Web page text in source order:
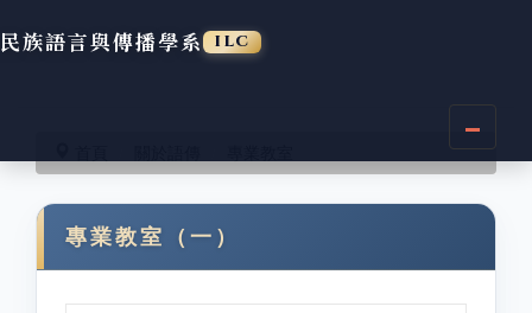
民族語言與傳播學系 ILC
專業教室（一）